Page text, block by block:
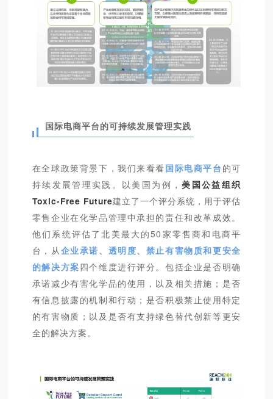
国际电商平台的可持续发展管理实践
在全球政策背景下，我们来看看国际电商平台 的可
持续发展管理实践。以美国为例，美国公益组织
Toxic-Free Future建立了一个评分系统，用于评估
零售企业在化学品管理中承担的责任和改革成效。
他们系统评估了北美最大的50家零售商和电商平
台，从企业承诺、透明度、禁止有害物质和更安全
的解决方案四个维度进行评分。包括企业是否明确
承诺减少有害化学品的使用，以及相关措施；是否
有信息披露的机制和行动；是否积极禁止使用特定
的有害物质；以及是否有支持绿色替代创新等更安
全的解决方案。